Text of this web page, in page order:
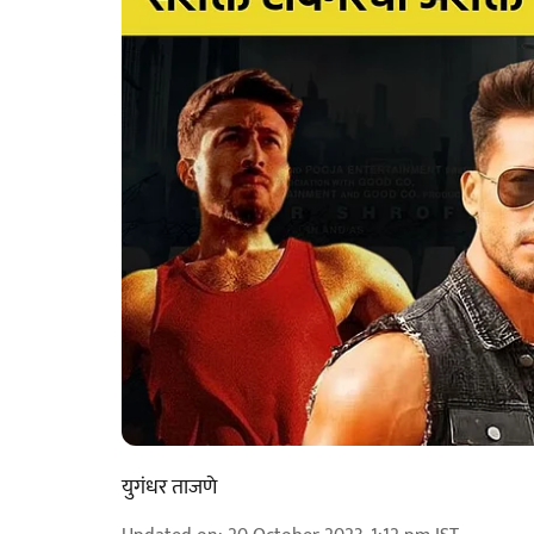
युगंधर ताजणे